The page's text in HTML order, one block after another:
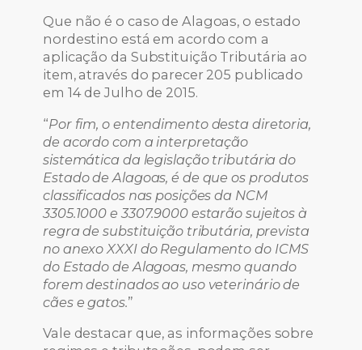
Que não é o caso de Alagoas, o estado
nordestino está em acordo com a
aplicação da Substituição Tributária ao
item, através do parecer 205 publicado
em 14 de Julho de 2015.
“Por fim, o entendimento desta diretoria,
de acordo com a interpretação
sistemática da legislação tributária do
Estado de Alagoas, é de que os produtos
classificados nas posições da NCM
3305.1000 e 3307.9000 estarão sujeitos à
regra de substituição tributária, prevista
no anexo XXXI do Regulamento do ICMS
do Estado de Alagoas, mesmo quando
forem destinados ao uso veterinário de
cães e gatos.”
Vale destacar que, as informações sobre